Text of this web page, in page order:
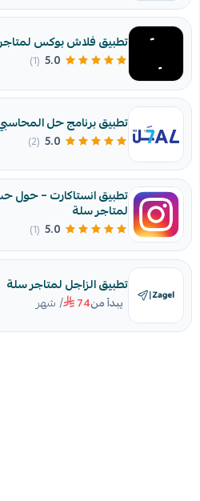
تطبيق فلاش بوكس
5.0
(1)
تطبيق برنامج حل
5.0
(2)
تطبيق انستاكارت – حول
لمتاجر سلة
5.0
(1)
تطبيق الزاجل لمتاجر سلة
يبدأ من74 / شهر